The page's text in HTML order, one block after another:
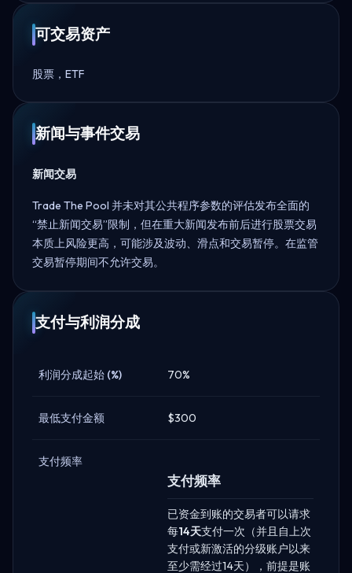
可交易资产
股票，ETF
新闻与事件交易
新闻交易
Trade The Pool 并未对其公共程序参数的评估发布全面的
“禁止新闻交易”限制，但在重大新闻发布前后进行股票交易
本质上风险更高，可能涉及波动、滑点和交易暂停。在监管
交易暂停期间不允许交易。
支付与利润分成
利润分成起始 (%) 70%
最低支付金额 $300
支付频率
支付频率
已资金到账的交易者可以请求
每14天支付一次（并且自上次
支付或新激活的分级账户以来
至少需经过14天），前提是账